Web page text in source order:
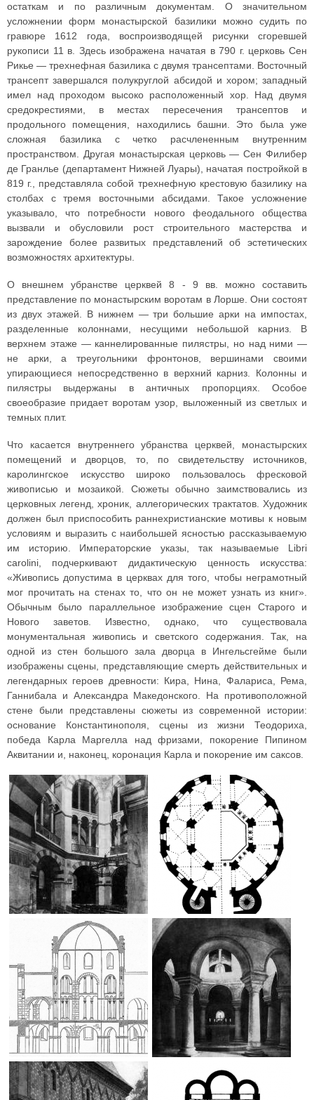
остаткам и по различным документам. О значительном
усложнении форм монастырской базилики можно судить по
гравюре 1612 года, воспроизводящей рисунки сгоревшей
рукописи 11 в. Здесь изображена начатая в 790 г. церковь Сен
Рикье — трехнефная базилика с двумя трансептами. Восточный
трансепт завершался полукруглой абсидой и хором; западный
имел над проходом высоко расположенный хор. Над двумя
средокрестиями, в местах пересечения трансептов и
продольного помещения, находились башни. Это была уже
сложная базилика с четко расчлененным внутренним
пространством. Другая монастырская церковь — Сен Филибер
де Гранлье (департамент Нижней Луары), начатая постройкой в
819 г., представляла собой трехнефную крестовую базилику на
столбах с тремя восточными абсидами. Такое усложнение
указывало, что потребности нового феодального общества
вызвали и обусловили рост строительного мастерства и
зарождение более развитых представлений об эстетических
возможностях архитектуры.
О внешнем убранстве церквей 8 - 9 вв. можно составить
представление по монастырским воротам в Лорше. Они состоят
из двух этажей. В нижнем — три большие арки на импостах,
разделенные колоннами, несущими небольшой карниз. В
верхнем этаже — каннелированные пилястры, но над ними —
не арки, а треугольники фронтонов, вершинами своими
упирающиеся непосредственно в верхний карниз. Колонны и
пилястры выдержаны в античных пропорциях. Особое
своеобразие придает воротам узор, выложенный из светлых и
темных плит.
Что касается внутреннего убранства церквей, монастырских
помещений и дворцов, то, по свидетельству источников,
каролингское искусство широко пользовалось фресковой
живописью и мозаикой. Сюжеты обычно заимствовались из
церковных легенд, хроник, аллегорических трактатов. Художник
должен был приспособить раннехристианские мотивы к новым
условиям и выразить с наибольшей ясностью рассказываемую
им историю. Императорские указы, так называемые Libri
carolini, подчеркивают дидактическую ценность искусства:
«Живопись допустима в церквах для того, чтобы неграмотный
мог прочитать на стенах то, что он не может узнать из книг».
Обычным было параллельное изображение сцен Старого и
Нового заветов. Известно, однако, что существовала
монументальная живопись и светского содержания. Так, на
одной из стен большого зала дворца в Ингельсгейме были
изображены сцены, представляющие смерть действительных и
легендарных героев древности: Кира, Нина, Фалариса, Рема,
Ганнибала и Александра Македонского. На противоположной
стене были представлены сюжеты из современной истории:
основание Константинополя, сцены из жизни Теодориха,
победа Карла Маргелла над фризами, покорение Пипином
Аквитании и, наконец, коронация Карла и покорение им саксов.